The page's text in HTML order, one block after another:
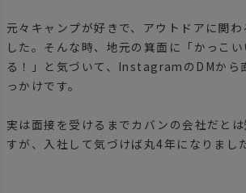
元々キャンプが好きで、アウトドアに関
した。そんな時、地元の箕面に「かっこ
る！」と気づいて、InstagramのDMから
っかけです。
実は面接を受けるまでカバンの会社だと
すが、入社して気づけば丸4年になりまし